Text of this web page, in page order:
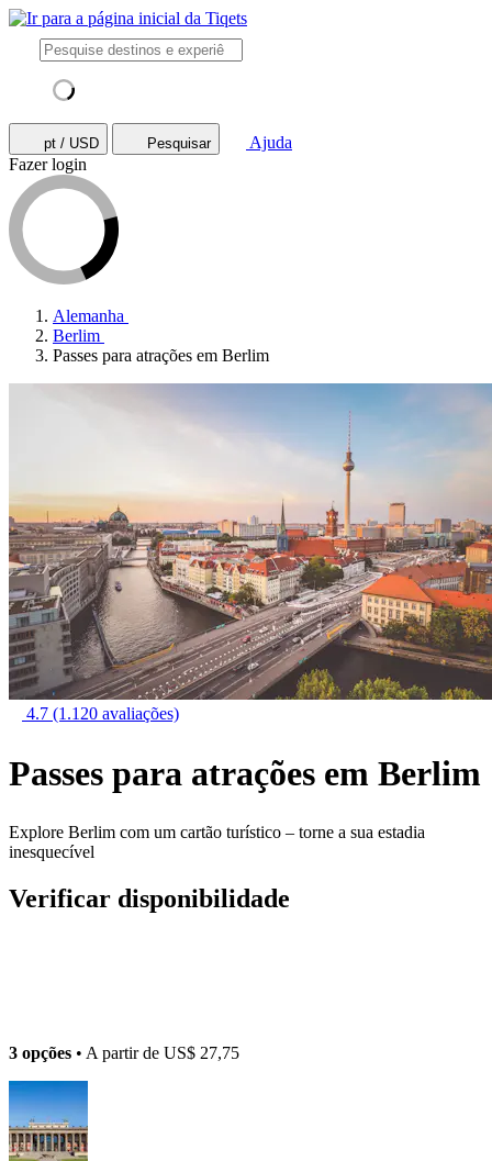
pt / USD Pesquisar
Ajuda
Fazer login
Alemanha
Berlim
Passes para atrações em Berlim
4.7 (1.120 avaliações)
Passes para atrações em Berlim
Explore Berlim com um cartão turístico – torne a sua estadia
inesquecível
Verificar disponibilidade
3 opções • A partir de US$ 27,75